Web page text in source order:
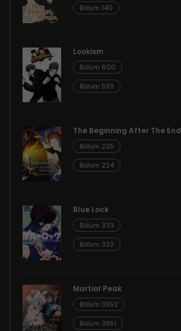
Bölüm 140
Lookism
Bölüm 600
Bölüm 599
The Beginning After The End
Bölüm 225
Bölüm 224
Blue Lock
Bölüm 333
Bölüm 332
Martial Peak
Bölüm 3852
Bölüm 3851